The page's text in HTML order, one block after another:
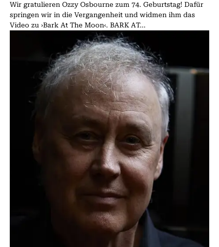
Wir gratulieren Ozzy Osbourne zum 74. Geburtstag! Dafür
springen wir in die Vergangenheit und widmen ihm das
Video zu ›Bark At The Moon‹. BARK AT...